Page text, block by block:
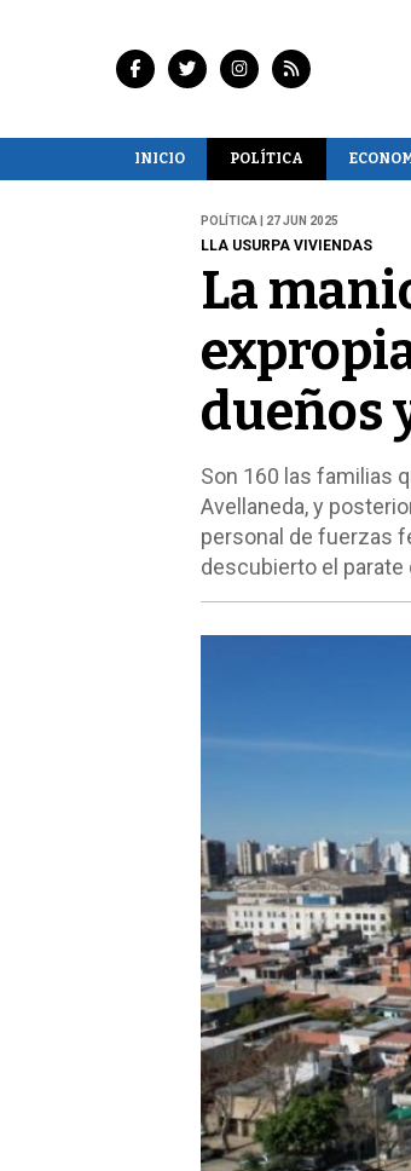
INICIO POLÍTICA
POLÍTICA | 27 JUN 2025
LLA USURPA VIVIENDAS
La
dueños
Son 160 las familias
Avellaneda, y
personal de fuerzas
descubierto el parate